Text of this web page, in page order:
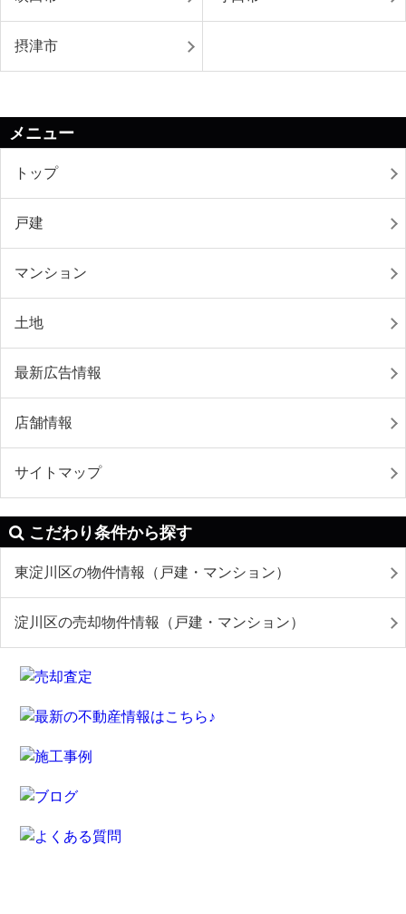
摂津市
メニュー
トップ
戸建
マンション
土地
最新広告情報
店舗情報
サイトマップ
こだわり条件から探す
東淀川区の物件情報（戸建・マンション）
淀川区の売却物件情報（戸建・マンション）